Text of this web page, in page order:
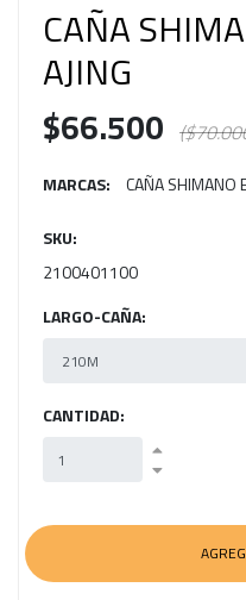
CAÑA
AJING
$66.500
MARCAS: CAÑA SHIMANO
SKU:
2100401100
LARGO-CAÑA:
CANTIDAD: